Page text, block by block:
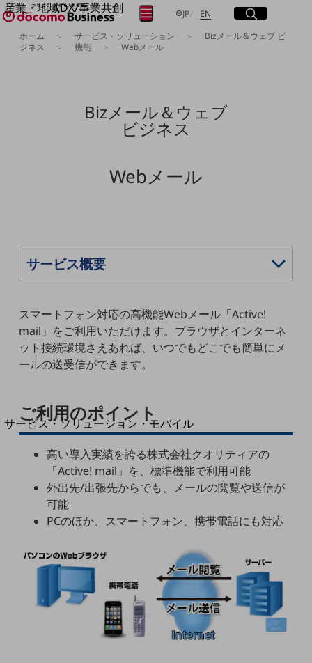
産業・地域DX/事業共創
OPEN HUB for Plural Futures
自律・分散・協調型社会の実現を目指し、
プレイヤー(カタリスト/パートナー企業)
企業と地域が持続成長する社会を目指します
生成AI(Generative AI)
地域の取り組み
地域経済のさらなる活性化に取り組みます
自治体・地域社会との共創
LGPF(Local Government Platform)
サービス・ソリューション・モバイル
サービス・ソリューションTOP
DXに関する課題を解決する
サービス・ソリューションをご紹介
カテゴリーで探す
カテゴリーで探すTOP
ネットワーク・モバイル
クラウド・データセンター
電話・映像コミュニケーション
セキュリティ
JP日本語
EN Englishサイト内検索
開く
メニュー
開く
ホーム サービス・ソリューション
Bizメール＆ウェブ ビ
ジネス
機能 Webメール
Bizメール＆ウェブ
ビジネス
Webメール
スマートフォン対応の高機能Webメール「Active!
mail」をご利用いただけます。ブラウザとインターネ
ット接続環境さえあれば、いつでもどこでも簡単にメ
ールの送受信ができます。
ご利用のポイント
高い導入実績を誇る株式会社クオリティアの
「Active! mail」を、標準機能で利用可能
外出先/出張先からでも、メールの閲覧や送信が
可能
PCのほか、スマートフォン、携帯電話にも対応